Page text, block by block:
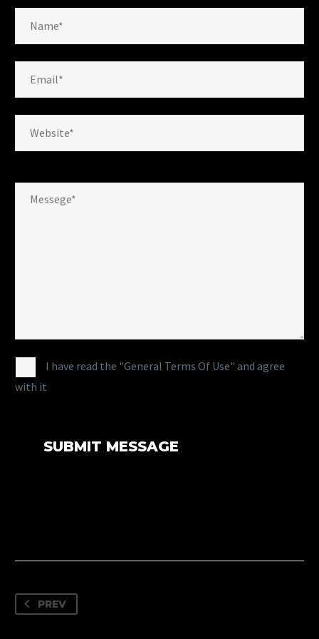
I have read the "General Terms Of Use" and agree
with it
PREV